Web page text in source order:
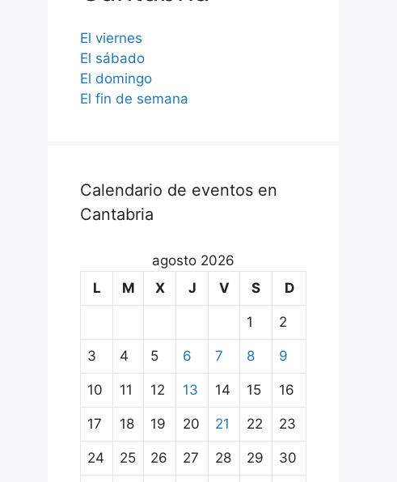
El viernes
El sábado
El domingo
El fin de semana
Calendario de eventos en
Cantabria
agosto 2026
L
M X J V S D
1 2
3 4 5 6 7 8 9
10 11 12 13 14 15 16
17 18 19 20 21 22 23
24 25 26 27 28 29 30